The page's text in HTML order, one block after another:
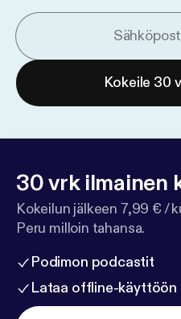
Kokeile 30
30 vrk ilmainen
Kokeilun jälkeen 7,99 € /
Peru milloin tahansa.
Podimon podcastit
Lataa offline-käyttöön